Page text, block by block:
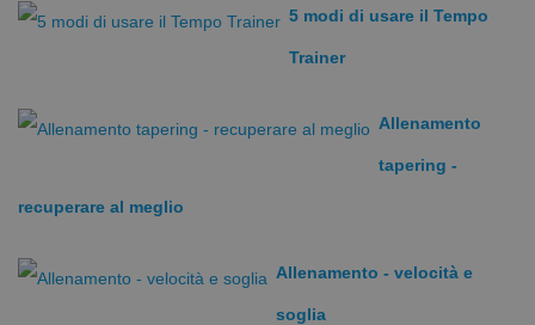
segnale acustico ogni 0.80
utilizzo del Tempo Trainer
Caratteristiche del Tempo Trainer PRO:
Segnale acustico
acqua che fuori
5 modi di usare il Tempo
Trainer
Allenamento
tapering -
recuperare al meglio
Allenamento - velocità e
soglia